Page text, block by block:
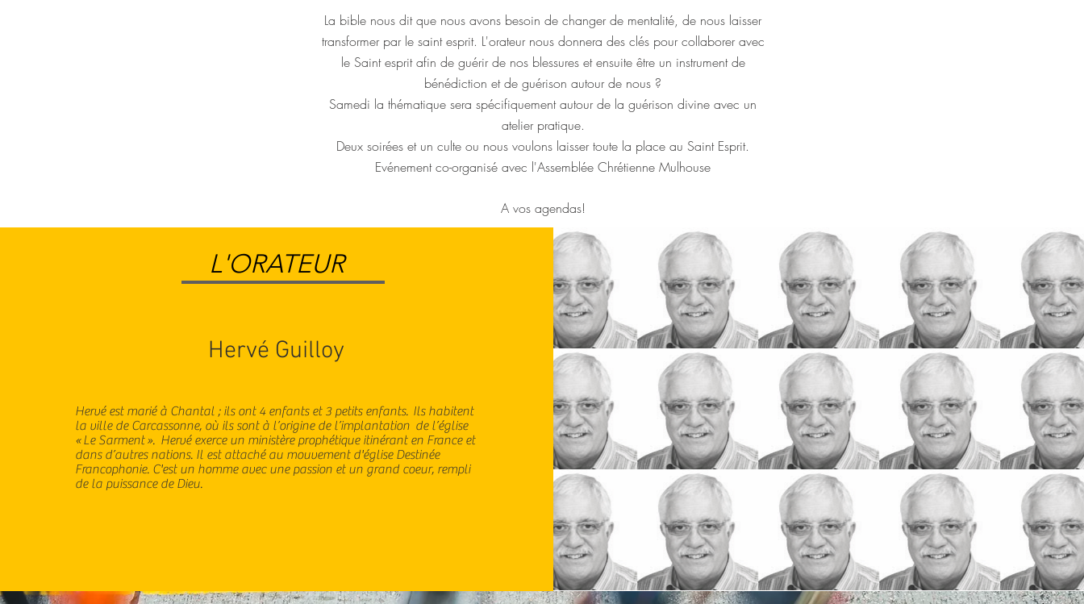
La bible nous dit que nous avons besoin de changer de mentalité, de nous laisser
transformer par le saint esprit. L'orateur nous donnera des clés pour collaborer avec
le Saint esprit afin de guérir de nos blessures et ensuite être un instrument de
bénédiction et de guérison autour de nous ?
Samedi la thématique sera spécifiquement autour de la guérison divine avec un
atelier pratique.
Deux soirées et un culte ou nous voulons laisser toute la place au Saint Esprit.
Evénement co-organisé avec l'Assemblée Chrétienne Mulhouse
A vos agendas!
L'ORATEUR
Hervé Guilloy
Hervé est marié à Chantal ; ils ont 4 enfants et 3 petits enfants. Ils habitent
la ville de Carcassonne, où ils sont à l’origine de l’implantation de l’église
« Le Sarment ». Hervé exerce un ministère prophétique itinérant en France et
dans d’autres nations. Il est attaché au mouvement d'église Destinée
Francophonie. C'est un homme avec une passion et un grand coeur, rempli
de la puissance de Dieu.